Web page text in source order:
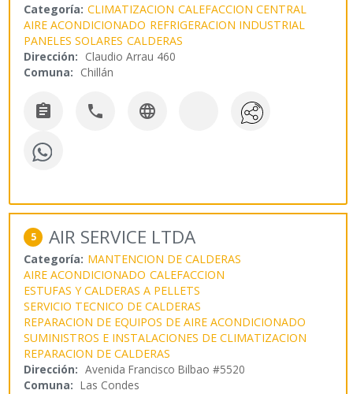
Categoría: CLIMATIZACION CALEFACCION CENTRAL
AIRE ACONDICIONADO REFRIGERACION INDUSTRIAL
PANELES SOLARES CALDERAS
Dirección: Claudio Arrau 460
Comuna: Chillán
  
5 AIR SERVICE LTDA
Categoría: MANTENCION DE CALDERAS
AIRE ACONDICIONADO CALEFACCION
ESTUFAS Y CALDERAS A PELLETS
SERVICIO TECNICO DE CALDERAS
REPARACION DE EQUIPOS DE AIRE ACONDICIONADO
SUMINISTROS E INSTALACIONES DE CLIMATIZACION
REPARACION DE CALDERAS
Dirección: Avenida Francisco Bilbao #5520
Comuna: Las Condes